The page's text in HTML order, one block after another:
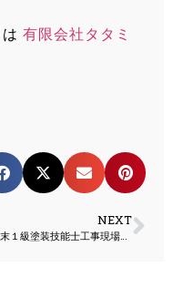
は 有限会社タタミ
NEXT
１１月末１級塗装技能士工事現場報告